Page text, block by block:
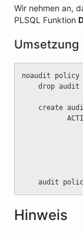
Wir nehmen an,
PLSQL Funktion
Umsetzung
noaudit policy
drop
create
audit
Hinweis